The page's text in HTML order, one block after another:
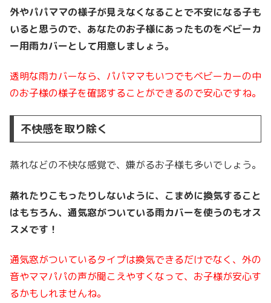
外やパパママの様子が見えなくなることで不安になる子も
いると思うので、あなたのお子様にあったものをベビーカ
ー用雨カバーとして用意しましょう。
透明な雨カバーなら、パパママもいつでもベビーカーの中
のお子様の様子を確認することができるので安心ですね。
不快感を取り除く
蒸れなどの不快な感覚で、嫌がるお子様も多いでしょう。
蒸れたりこもったりしないように、こまめに換気すること
はもちろん、通気窓がついている雨カバーを使うのもオス
スメです！
通気窓がついているタイプは換気できるだけでなく、外の
音やママパパの声が聞こえやすくなって、お子様が安心す
るかもしれませんね。